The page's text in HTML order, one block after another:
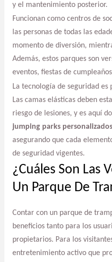
y el mantenimiento posterior.
Funcionan como centros de
las personas de todas las
momento de diversión,
Además, estos parques son
eventos, fiestas de
La tecnología de seguridad
Las camas elásticas deben
riesgo de lesiones, y es aquí
jumping parks personalizados
asegurando que cada
de seguridad vigentes.
¿Cuáles Son Las
Un Parque De
Contar con un parque de
beneficios tanto para los
propietarios. Para los
entretenimiento activo que